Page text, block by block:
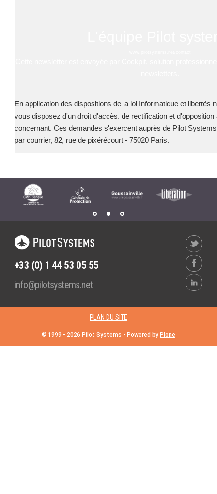
En application des dispositions de la loi Informatique et libertés
vous disposez d'un droit d'accès, de rectification et
concernant. Ces demandes s'exercent auprès de Pilot
par courrier, 82, rue de pixérécourt - 75020 Paris.
+33 (0) 1 44 53 05 55
info@pilotsystems.net
PLAN DU SITE
© 1999 - 2026 Pilot Systems - Powered by Plone